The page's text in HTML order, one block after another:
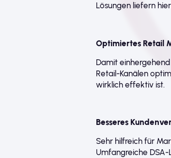
Lösungen liefern
Optimiertes Retail
Damit
Retail-Kanälen
wirklich effektiv ist.
Besseres
Sehr hilfreich für
Umfangreiche